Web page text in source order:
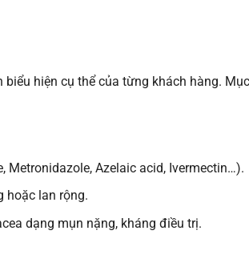
hiện cụ thể của từng khách hàng.
Metronidazole, Azelaic acid, Ivermectin…).
hoặc lan rộng.
dạng mụn nặng, kháng điều trị.